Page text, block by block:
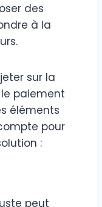
des
à la
sur la
paiement
éléments
pour
:
peut